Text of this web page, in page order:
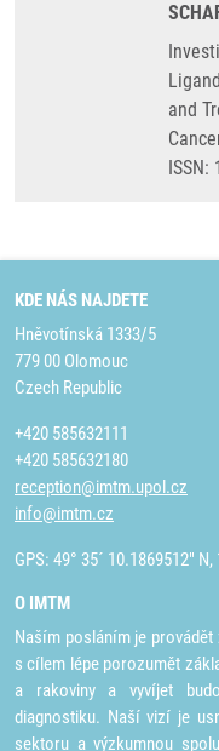
and
ISSN:
KDE NÁS NAJDETE
Hněvotínská 1333/5
779 00 Olomouc
Czech Republic
+420 585632111
+420 585632180
reception@imtm.upol.cz
info@imtm.cz
GPS: 49° 35´ 10.1869512"
O IMTM
Naším posláním je
s cílem lépe porozumět
a rakoviny a vyvíjet
diagnostiku. Naší vizí je
sektoru a výzkumnou